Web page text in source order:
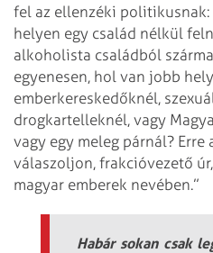
fel az ellenzéki politikusnak:
helyen egy család nélkül
alkoholista családból
egyenesen, hol van jobb
emberkereskedőknél,
drogkartelleknél, vagy
vagy egy meleg párnál? Erre
válaszoljon, frakcióvezető
magyar emberek nevében.”
Habár sokan csak